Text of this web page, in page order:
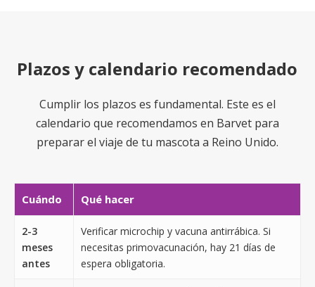
Plazos y calendario recomendado
Cumplir los plazos es fundamental. Este es el
calendario que recomendamos en Barvet para
preparar el viaje de tu mascota a Reino Unido.
Cuándo Qué hacer
2-3
meses
antes
Verificar microchip y vacuna antirrábica. Si
necesitas primovacunación, hay 21 días de
espera obligatoria.